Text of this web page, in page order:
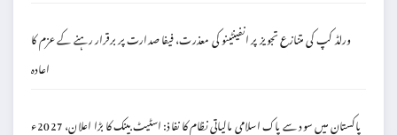
ورلڈ کپ کی متنازع تجویز پر انفینٹینو کی معذرت، فیفا صدارت پر برقرار رہنے کے عزم کا
اعادہ
پاکستان میں سود سے پاک اسلامی مالیاتی نظام کا نفاذ: اسٹیٹ بینک کا بڑا اعلان، 2027ء